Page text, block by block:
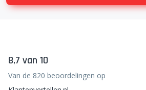
8,7 van 10
Van de 820 beoordelingen op